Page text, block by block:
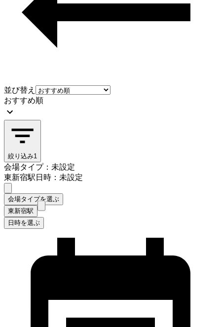
並び替え
おすすめ順
絞り込み1
会場タイプ：未設定
東新宿駅日時：未設定
会場タイプを選ぶ
東新宿駅
日時を選ぶ